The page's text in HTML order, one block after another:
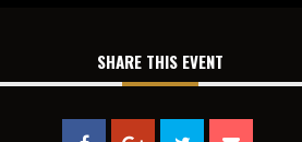
SHARE THIS EVENT